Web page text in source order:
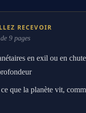
RECEVOIR
9 pages
en exil ou en
que la planète vit,